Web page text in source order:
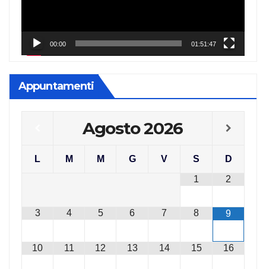
00:00 01:51:47
Appuntamenti
Agosto2026
L M M G V S
D
1
2
3 4 5 6 7 8 9
10 11 12 13 14 15 16